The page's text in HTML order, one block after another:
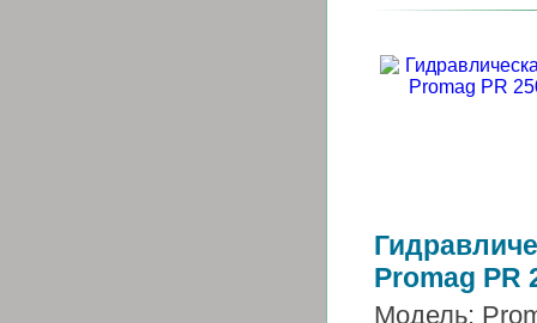
Promag PR
Модель: